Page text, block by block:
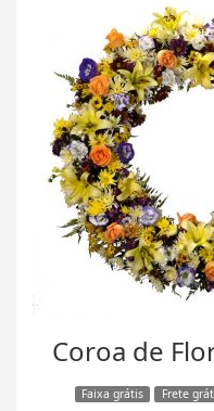
Coroa de
Faixa grátis Frete